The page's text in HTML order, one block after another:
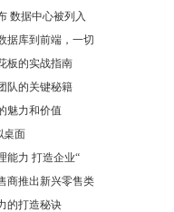
数据中心被列入
据库到前端，一切
板的实战指南
队的关键秘籍
魅力和价值
桌面
能力 打造企业“
商推出新兴零售类
的打造秘诀